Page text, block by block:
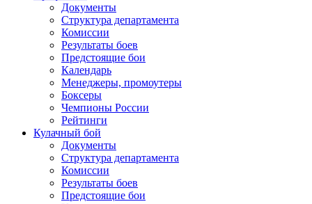
Документы
Структура департамента
Комиссии
Результаты боев
Предстоящие бои
Календарь
Менеджеры, промоутеры
Боксеры
Чемпионы России
Рейтинги
Кулачный бой
Документы
Структура департамента
Комиссии
Результаты боев
Предстоящие бои